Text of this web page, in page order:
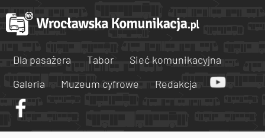
Dla pasażera Tabor
Sieć komunikacyjna
Galeria
Muzeum cyfrowe Redakcja